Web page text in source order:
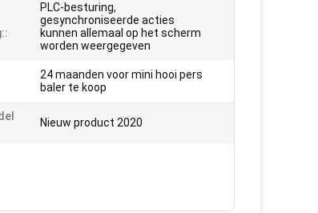
PLC-besturing,
gesynchroniseerde acties
kunnen allemaal op het scherm
worden weergegeven
24 maanden voor mini hooi pers
baler te koop
Nieuw product 2020